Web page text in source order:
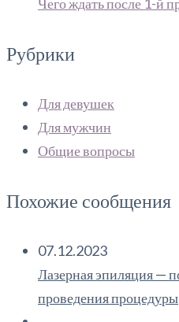
Рубрики
Для девушек
Для мужчин
Общие вопросы
Похожие сообщения
07.12.2023
Лазерная эпиляция —
проведения процедуры